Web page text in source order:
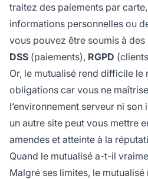
traitez des paiements par
informations personnelles ou
vous pouvez être soumis à
DSS (paiements), RGPD
Or, le mutualisé rend difficile le
obligations car vous ne
l’environnement serveur ni
un autre site peut vous mettre
amendes et atteinte à la
Quand le mutualisé a-t-il
Malgré ses limites, le mutualisé